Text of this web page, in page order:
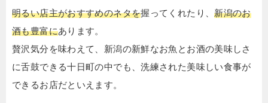
明るい店主がおすすめのネタを握ってくれたり、新潟のお
酒も豊富にあります。
贅沢気分を味わえて、新潟の新鮮なお魚とお酒の美味しさ
に舌鼓できる十日町の中でも、洗練された美味しい食事が
できるお店だといえます。